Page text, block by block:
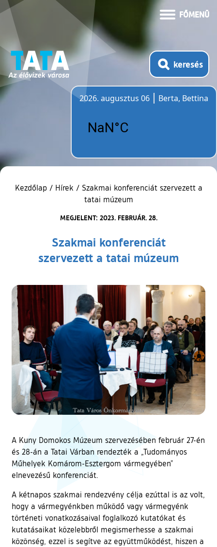
FŐMENÜ
keresés
2026. augusztus 06
Berta, Bettina
Kezdőlap / Hírek / Szakmai konferenciát szervezett a
tatai múzeum
MEGJELENT: 2023. FEBRUÁR. 28.
Szakmai konferenciát
szervezett a tatai múzeum
A Kuny Domokos Múzeum szervezésében február 27-én
és 28-án a Tatai Várban rendezték a „Tudományos
Műhelyek Komárom-Esztergom vármegyében”
elnevezésű konferenciát.
A kétnapos szakmai rendezvény célja ezúttal is az volt,
hogy a vármegyénkben működő vagy vármegyénk
történeti vonatkozásaival foglalkozó kutatókat és
kutatásaikat közelebbről megismerhesse a szakmai
közönség, ezzel is segítve az együttműködést, hiszen a